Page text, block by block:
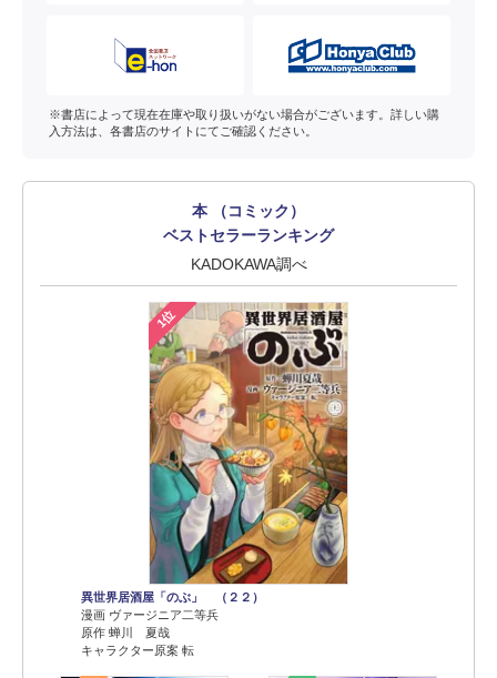
※書店によって現在在庫や取り扱いがない場合がございます。詳しい購
入方法は、各書店のサイトにてご確認ください。
本 （コミック）
ベストセラーランキング
KADOKAWA調べ
1位
異世界居酒屋「のぶ」 （２２）
漫画 ヴァージニア二等兵
原作 蝉川 夏哉
キャラクター原案 転